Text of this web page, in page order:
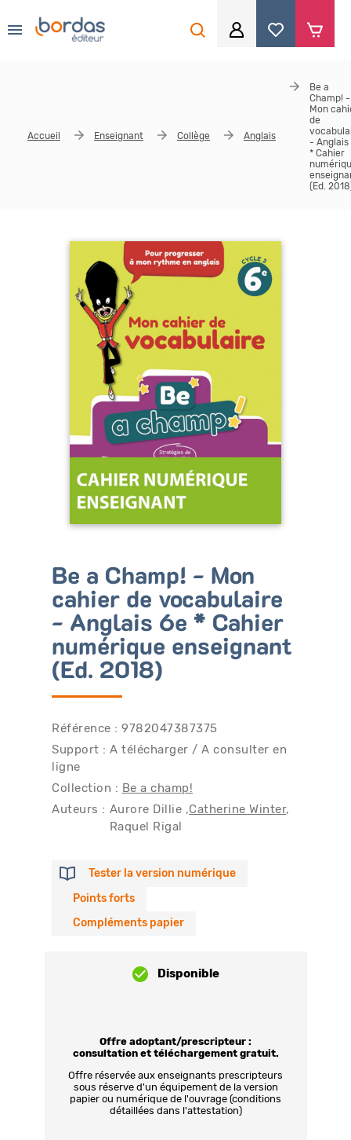
Se souvenir de moi
Mot de passe ou identifiant oublié
Bénéficiez de tarifs préférentiels
Téléchargez des ressources gratuites
Accueil Enseignant Collège Anglais
Be a
Champ! -
Mon
de
- Anglais
* Cahier
(Ed.
Be a Champ! - Mon
cahier de vocabulaire
- Anglais 6e * Cahier
numérique enseignant
(Ed. 2018)
Référence : 9782047387375
Support : A télécharger / A consulter en
ligne
Collection : Be a champ!
Auteurs : Aurore Dillie
Catherine Winter
Raquel Rigal
Tester la version numérique
Points forts
Compléments papier
Disponible
Offre adoptant/prescripteur :
consultation et téléchargement gratuit.
Offre réservée aux enseignants prescripteurs
sous réserve d'un équipement de la version
papier ou numérique de l'ouvrage (conditions
détaillées dans l'attestation)